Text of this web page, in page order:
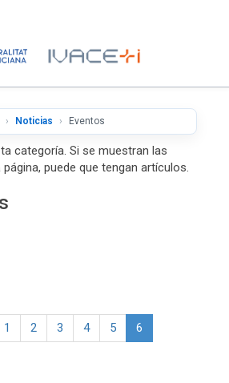
Noticias Eventos
categoría. Si se muestran las
puede que tengan artículos.
1 2 3 4 5
6